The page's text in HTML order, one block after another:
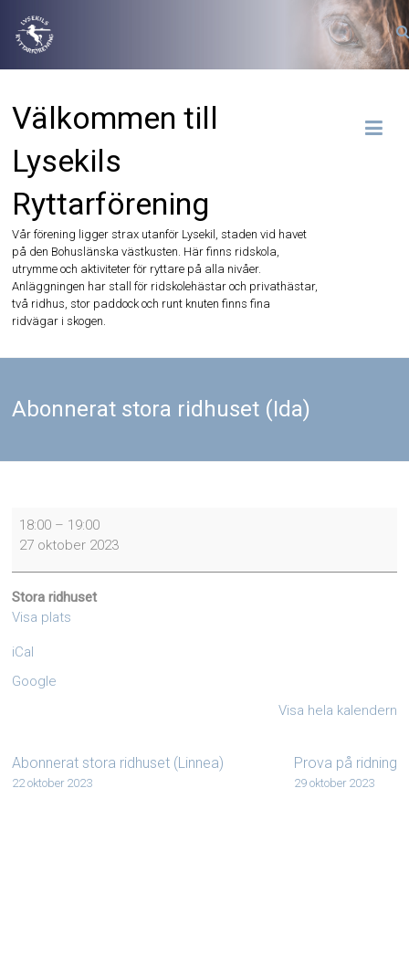
innehåll
Välkommen till
Lysekils
Ryttarförening
Vår förening ligger strax utanför Lysekil, staden vid havet
på den Bohuslänska västkusten. Här finns ridskola,
utrymme och aktiviteter för ryttare på alla nivåer.
Anläggningen har stall för ridskolehästar och privathästar,
två ridhus, stor paddock och runt knuten finns fina
ridvägar i skogen.
Abonnerat stora ridhuset (Ida)
Abonnerat
stora
(Ida)
18:00 – 19:00
27 oktober 2023
Stora ridhuset
Visa plats
iCal
Google
Visa hela kalendern
Abonnerat stora ridhuset (Linnea)
22 oktober 2023
Prova på ridning
29 oktober 2023